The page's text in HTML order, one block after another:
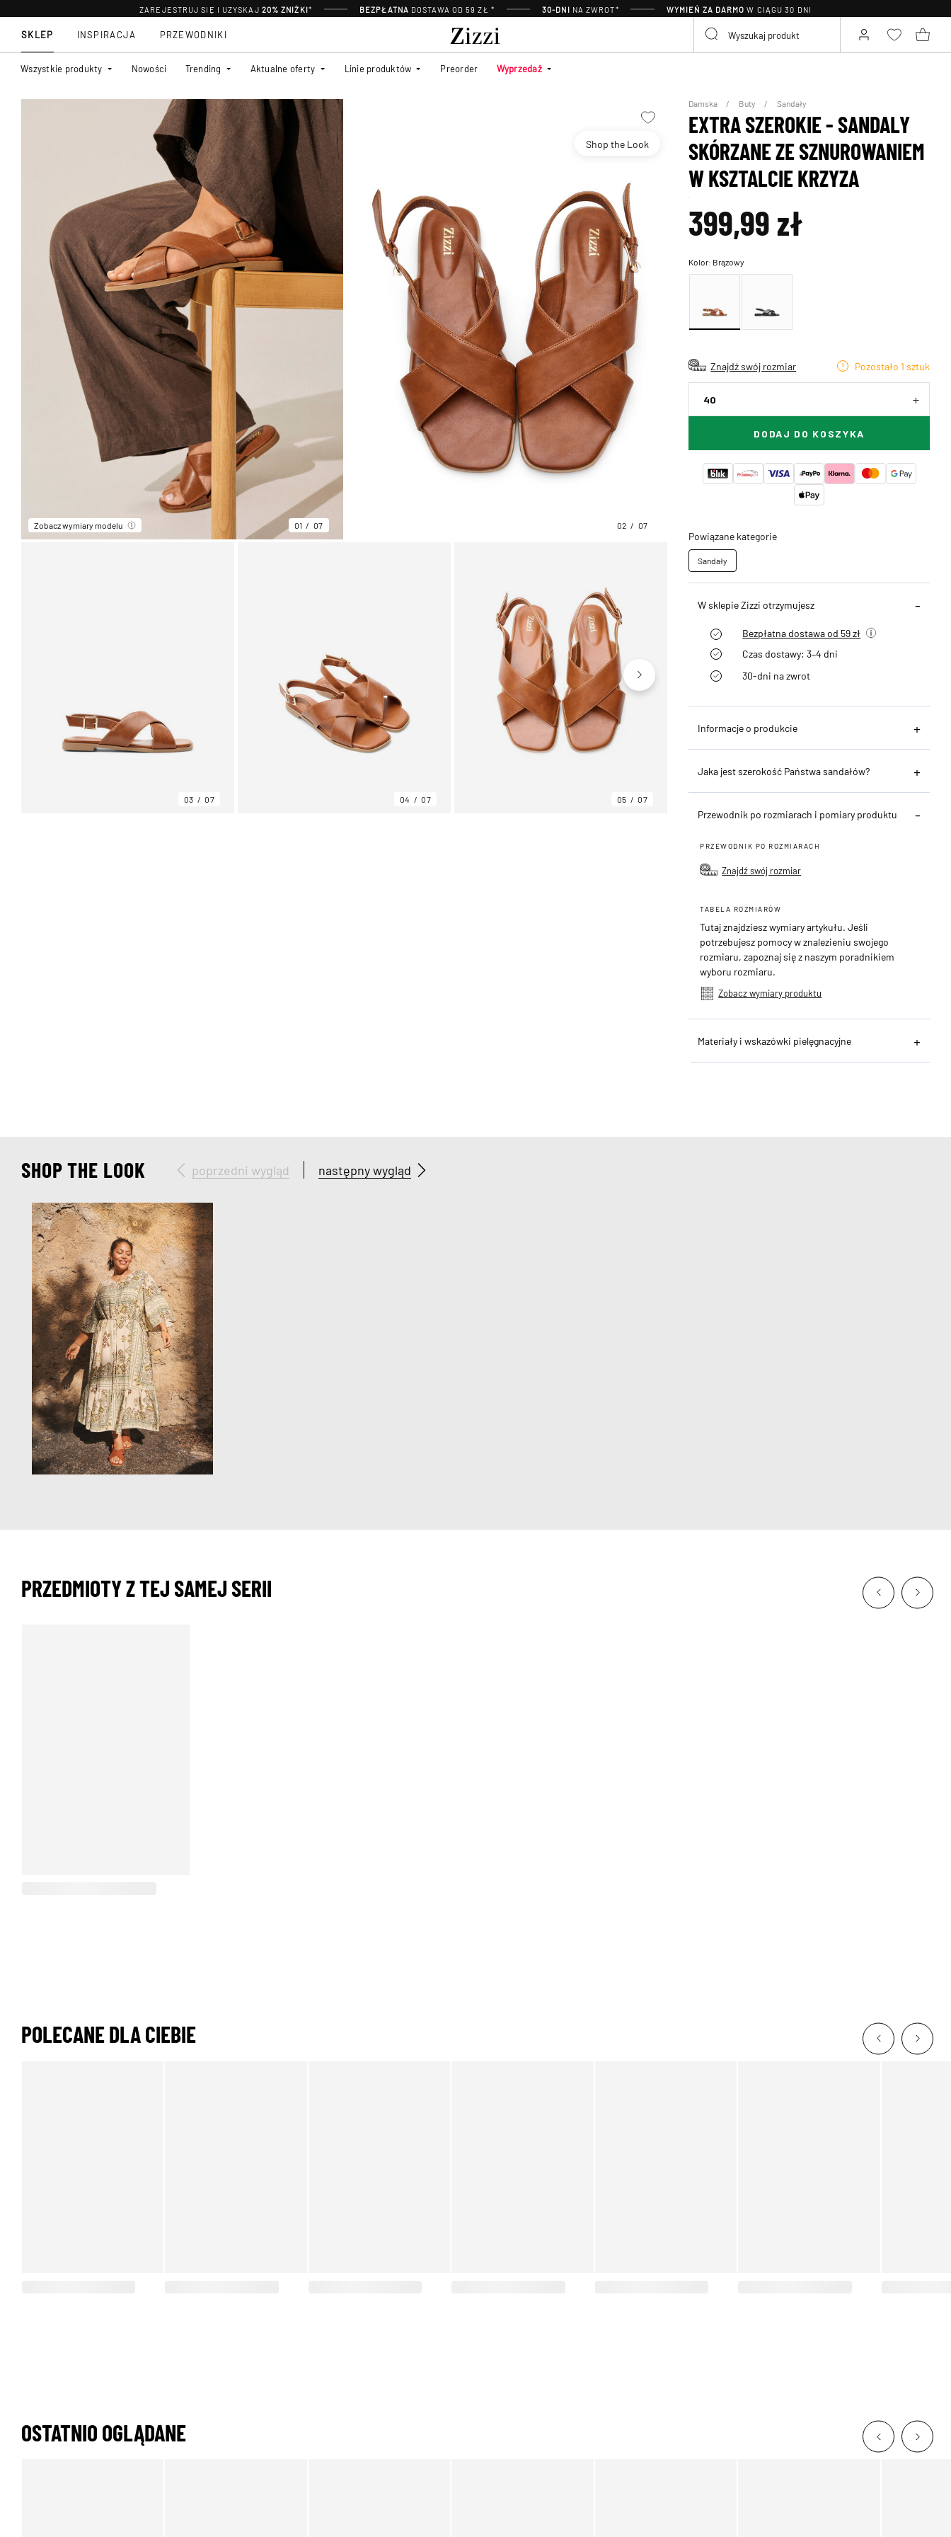
ZAREJESTRUJ SIĘ I UZYSKAJ 20% ZNIŻKI* BEZPŁATNA DOSTAWA OD 59 ZŁ * 30-DNI NA ZWROT* WYMIEŃ ZA DARMO W CIĄGU 30 DNI
SKLEP
Wszystkie produkty Nowości Trending Aktualne oferty Linie produktów Preorder Wyprzedaż
INSPIRACJA PRZEWODNIKI
Shop the Look
Zobacz wymiary modelu 01 07 02 07
03 07 04 07 05 07
Damska Buty Sandały
EXTRA SZEROKIE - SANDALY
SKÓRZANE ZE SZNUROWANIEM
W KSZTALCIE KRZYZA
399,99 zł
Kolor: Brązowy
Znajdź swój rozmiar Pozostało 1 sztuk
40
DODAJ DO KOSZYKA
Powiązane kategorie
Sandały
W sklepie Zizzi otrzymujesz
Bezpłatna dostawa od 59 zł
Czas dostawy: 3–4 dni
30-dni na zwrot
Informacje o produkcie
Jaka jest szerokość Państwa sandałów?
Przewodnik po rozmiarach i pomiary produktu
PRZEWODNIK PO ROZMIARACH
Znajdź swój rozmiar
TABELA ROZMIARÓW
Tutaj znajdziesz wymiary artykułu. Jeśli
potrzebujesz pomocy w znalezieniu swojego
rozmiaru, zapoznaj się z naszym poradnikiem
wyboru rozmiaru.
Zobacz wymiary produktu
Materiały i wskazówki pielęgnacyjne
SHOP THE LOOK poprzedni wygląd następny wygląd
PRZEDMIOTY Z TEJ SAMEJ SERII
POLECANE DLA CIEBIE
OSTATNIO OGLĄDANE